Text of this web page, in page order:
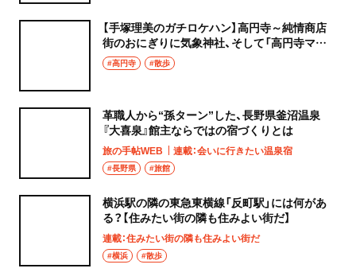
【手塚理美のガチロケハン】高円寺～純情商店
街のおにぎりに気象神社、そして「高円寺マシ
タ」へ！
#高円寺 #散歩
革職人から“孫ターン”した、長野県釜沼温泉
『大喜泉』館主ならではの宿づくりとは
旅の手帖WEB 連載：会いに行きたい温泉宿
#長野県 #旅館
横浜駅の隣の東急東横線「反町駅」には何があ
る？【住みたい街の隣も住みよい街だ】
連載：住みたい街の隣も住みよい街だ
#横浜 #散歩